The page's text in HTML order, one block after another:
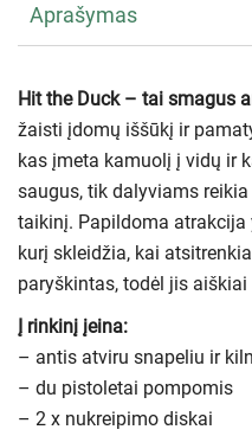
Aprašymas
Hit the Duck – tai smagus
žaisti įdomų iššūkį ir
kas įmeta kamuolį į vidų ir
saugus, tik dalyviams
taikinį. Papildoma
kurį skleidžia, kai
paryškintas, todėl jis
Į rinkinį įeina:
– antis atviru snapeliu ir
– du pistoletai pompomis
– 2 x nukreipimo diskai